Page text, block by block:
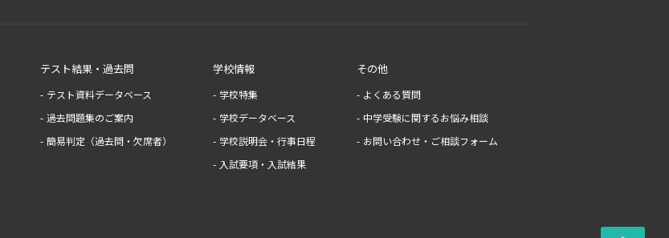
テスト結果・過去問
テスト資料データベース
過去問題集のご案内
簡易判定（過去問・欠席者）
学校情報
学校特集
学校データベース
学校説明会・行事日程
入試要項・入試結果
その他
よくある質問
中学受験に関するお悩み相談
お問い合わせ・ご相談フォーム